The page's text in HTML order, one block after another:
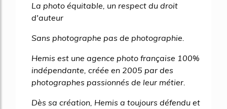
La photo équitable, un respect du droit
d'auteur
Sans photographe pas de photographie.
Hemis est une agence photo française 100%
indépendante, créée en 2005 par des
photographes passionnés de leur métier.
Dès sa création, Hemis a toujours défendu et